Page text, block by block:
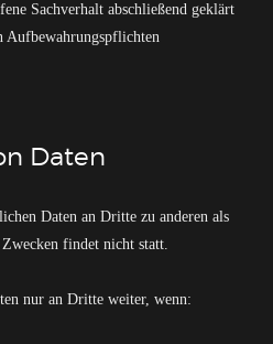
Sachverhalt abschließend geklärt
Aufbewahrungspflichten
Daten
Daten an Dritte zu anderen als
findet nicht statt.
nur an Dritte weiter, wenn: